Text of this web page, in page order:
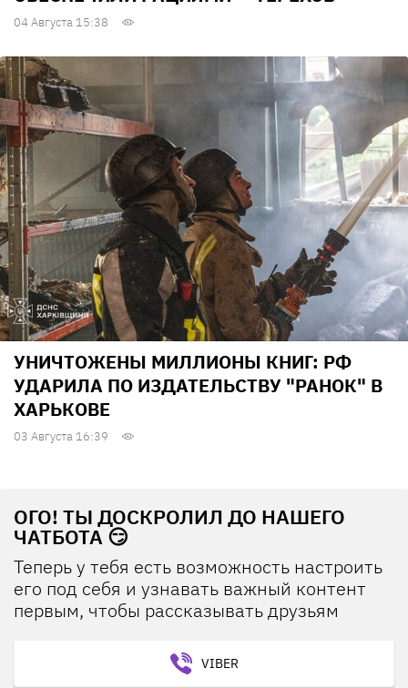
04 Августа 15:38
УНИЧТОЖЕНЫ МИЛЛИОНЫ КНИГ: РФ
УДАРИЛА ПО ИЗДАТЕЛЬСТВУ "РАНОК" В
ХАРЬКОВЕ
03 Августа 16:39
ОГО! ТЫ ДОСКРОЛИЛ ДО НАШЕГО
ЧАТБОТА 😏
Теперь у тебя есть возможность настроить
его под себя и узнавать важный контент
первым, чтобы рассказывать друзьям
VIBER